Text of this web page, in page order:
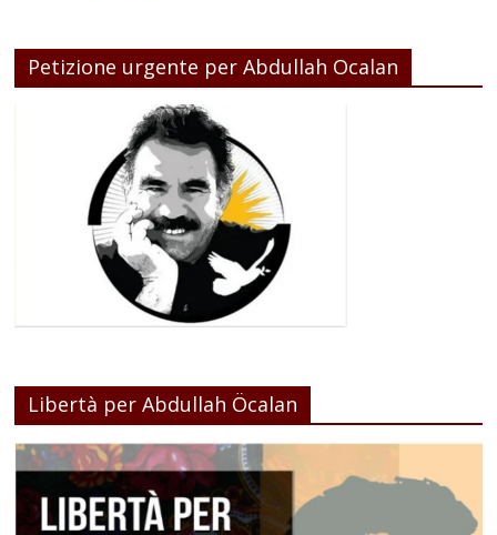
Petizione urgente per Abdullah Ocalan
Libertà per Abdullah Öcalan